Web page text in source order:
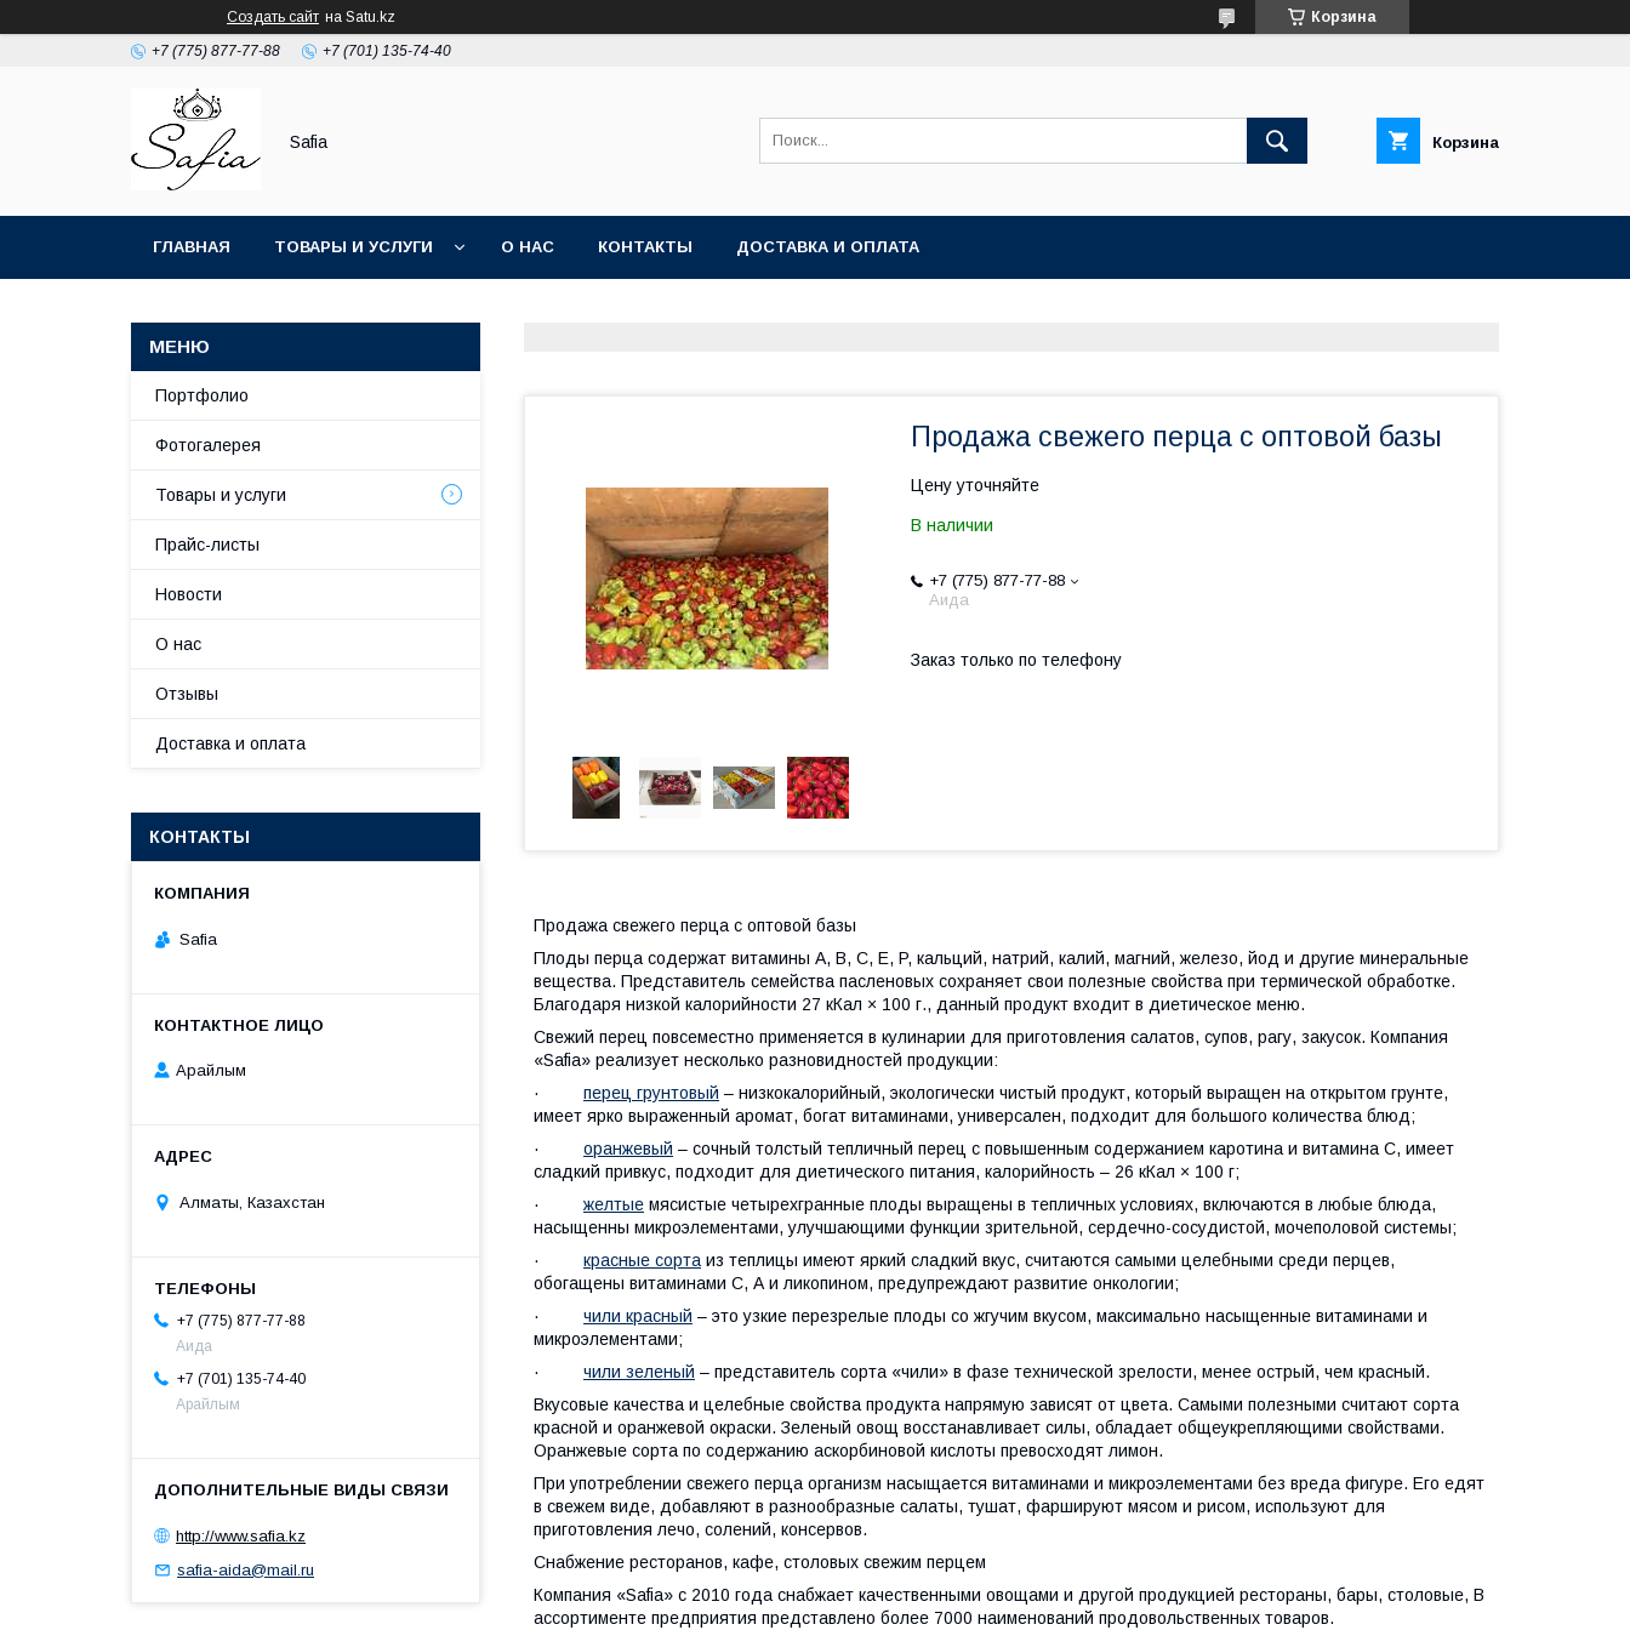
Создать сайт на Satu.kz Корзина
+7 (775) 877-77-88 +7 (701) 135-74-40
Safia Корзина
ГЛАВНАЯ ТОВАРЫ И УСЛУГИ О НАС КОНТАКТЫ ДОСТАВКА И ОПЛАТА
Продажа свежего перца с оптовой базы
Цену уточняйте
В наличии
+7 (775) 877-77-88
Аида
Заказ только по телефону
Продажа свежего перца с оптовой базы
Плоды перца содержат витамины А, В, С, E, P, кальций, натрий, калий, магний, железо, йод и другие минеральные
вещества. Представитель семейства пасленовых сохраняет свои полезные свойства при термической обработке.
Благодаря низкой калорийности 27 кКал × 100 г., данный продукт входит в диетическое меню.
Свежий перец повсеместно применяется в кулинарии для приготовления салатов, супов, рагу, закусок. Компания
«Safia» реализует несколько разновидностей продукции:
· перец грунтовый – низкокалорийный, экологически чистый продукт, который выращен на открытом грунте,
имеет ярко выраженный аромат, богат витаминами, универсален, подходит для большого количества блюд;
· оранжевый – сочный толстый тепличный перец с повышенным содержанием каротина и витамина С, имеет
сладкий привкус, подходит для диетического питания, калорийность – 26 кКал × 100 г;
· желтые мясистые четырехгранные плоды выращены в тепличных условиях, включаются в любые блюда,
насыщенны микроэлементами, улучшающими функции зрительной, сердечно-сосудистой, мочеполовой системы;
· красные сорта из теплицы имеют яркий сладкий вкус, считаются самыми целебными среди перцев,
обогащены витаминами С, А и ликопином, предупреждают развитие онкологии;
· чили красный – это узкие перезрелые плоды со жгучим вкусом, максимально насыщенные витаминами и
микроэлементами;
· чили зеленый – представитель сорта «чили» в фазе технической зрелости, менее острый, чем красный.
Вкусовые качества и целебные свойства продукта напрямую зависят от цвета. Самыми полезными считают сорта
красной и оранжевой окраски. Зеленый овощ восстанавливает силы, обладает общеукрепляющими свойствами.
Оранжевые сорта по содержанию аскорбиновой кислоты превосходят лимон.
При употреблении свежего перца организм насыщается витаминами и микроэлементами без вреда фигуре. Его едят
в свежем виде, добавляют в разнообразные салаты, тушат, фаршируют мясом и рисом, используют для
приготовления лечо, солений, консервов.
Снабжение ресторанов, кафе, столовых свежим перцем
Компания «Safia» с 2010 года снабжает качественными овощами и другой продукцией рестораны, бары, столовые, В
ассортименте предприятия представлено более 7000 наименований продовольственных товаров.
Портфолио
Фотогалерея
Товары и услуги
Прайс-листы
Новости
О нас
Отзывы
Доставка и оплата
КОНТАКТЫ
Safia
Арайлым
Алматы, Казахстан
+7 (775) 877-77-88
Аида
+7 (701) 135-74-40
Арайлым
http://www.safia.kz
safia-aida@mail.ru